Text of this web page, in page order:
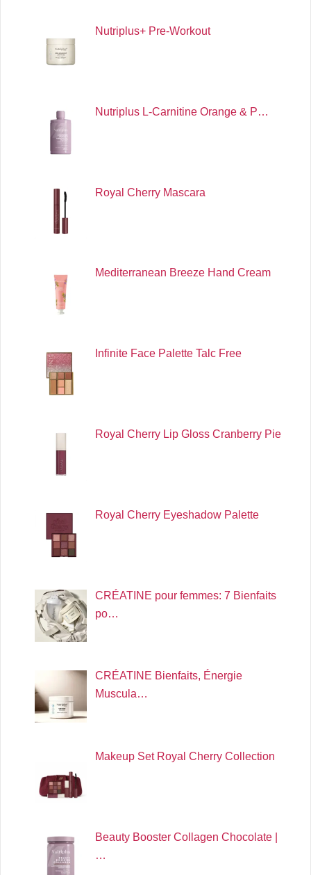
Nutriplus+ Pre-Workout
Nutriplus L-Carnitine Orange & P…
Royal Cherry Mascara
Mediterranean Breeze Hand Cream
Infinite Face Palette Talc Free
Royal Cherry Lip Gloss Cranberry Pie
Royal Cherry Eyeshadow Palette
CRÉATINE pour femmes: 7 Bienfaits
po…
CRÉATINE Bienfaits, Énergie
Muscula…
Makeup Set Royal Cherry Collection
Beauty Booster Collagen Chocolate |
…